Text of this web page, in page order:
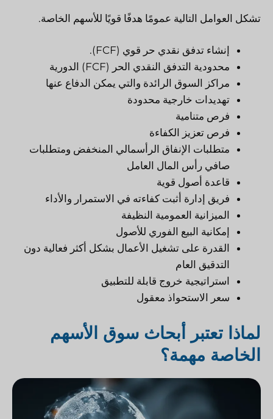
تشكل العوامل التالية عمومًا هدفًا قويًا للأسهم الخاصة.
إنشاء تدفق نقدي حر قوي (FCF).
محدودية التدفق النقدي الحر (FCF) الدورية
مراكز السوق الرائدة والتي يمكن الدفاع عنها
تهديدات خارجية محدودة
فرص متنامية
فرص تعزيز الكفاءة
متطلبات الإنفاق الرأسمالي المنخفض ومتطلبات
صافي رأس المال العامل
قاعدة أصول قوية
فريق إدارة أثبت كفاءته في الاستمرار والأداء
الميزانية العمومية النظيفة
إمكانية البيع الفوري للأصول
القدرة على تشغيل الأعمال بشكل أكثر فعالية دون
التدقيق العام
استراتيجية خروج قابلة للتطبيق
سعر الاستحواذ معقول
لماذا تعتبر أبحاث سوق الأسهم
الخاصة مهمة؟